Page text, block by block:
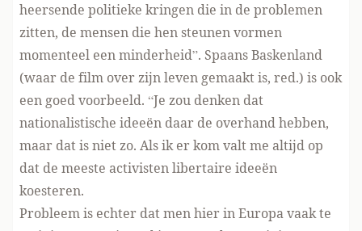
heersende politieke kringen die in de problemen
zitten, de mensen die hen steunen vormen
momenteel een minderheid”. Spaans Baskenland
(waar de film over zijn leven gemaakt is, red.) is ook
een goed voorbeeld. “Je zou denken dat
nationalistische ideeën daar de overhand hebben,
maar dat is niet zo. Als ik er kom valt me altijd op
dat de meeste activisten libertaire ideeën
koesteren.
Probleem is echter dat men hier in Europa vaak te